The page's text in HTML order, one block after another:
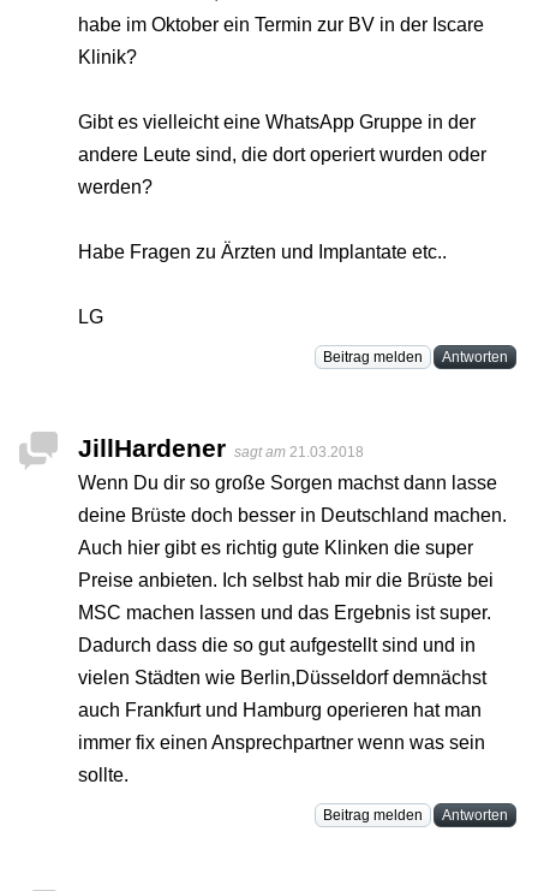
habe im Oktober ein Termin zur BV in der Iscare
Klinik?
Gibt es vielleicht eine WhatsApp Gruppe in der
andere Leute sind, die dort operiert wurden oder
werden?
Habe Fragen zu Ärzten und Implantate etc..
LG
Beitrag melden Antworten
JillHardener sagt am 21.03.2018
Wenn Du dir so große Sorgen machst dann lasse
deine Brüste doch besser in Deutschland machen.
Auch hier gibt es richtig gute Klinken die super
Preise anbieten. Ich selbst hab mir die Brüste bei
MSC machen lassen und das Ergebnis ist super.
Dadurch dass die so gut aufgestellt sind und in
vielen Städten wie Berlin,Düsseldorf demnächst
auch Frankfurt und Hamburg operieren hat man
immer fix einen Ansprechpartner wenn was sein
sollte.
Beitrag melden Antworten